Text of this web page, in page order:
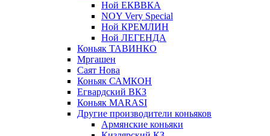
Ной ЕКВВКА
NOY Very Special
Ной КРЕМЛИН
Ной ЛЕГЕНДА
Коньяк ТАВИНКО
Мргашен
Саят Нова
Коньяк САМКОН
Егвардский ВКЗ
Коньяк MARASI
Другие производители коньяков
Армянские коньяки